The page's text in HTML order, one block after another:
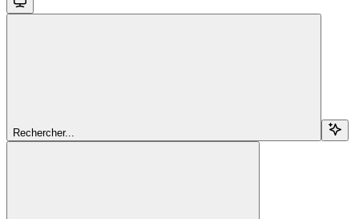
Rechercher...